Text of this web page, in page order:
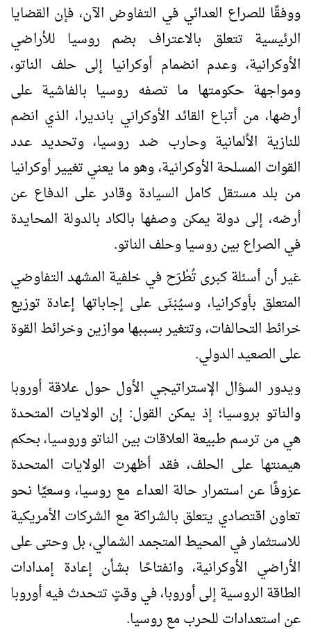
ووفقًا للصراع العدائي في التفاوض الآن، فإن القضايا
الرئيسية تتعلق بالاعتراف بضم روسيا للأراضي
الأوكرانية، وعدم انضمام أوكرانيا إلى حلف الناتو،
ومواجهة حكومتها ما تصفه روسيا بالفاشية على
أرضها، من أتباع القائد الأوكراني بانديرا، الذي انضم
للنازية الألمانية وحارب ضد روسيا، وتحديد عدد
القوات المسلحة الأوكرانية، وهو ما يعني تغيير أوكرانيا
من بلد مستقل كامل السيادة وقادر على الدفاع عن
أرضه، إلى دولة يمكن وصفها بالكاد بالدولة المحايدة
في الصراع بين روسيا وحلف الناتو.
غير أن أسئلة كبرى تُطْرَح في خلفية المشهد التفاوضي
المتعلق بأوكرانيا، وسيُبْنَى على إجاباتها إعادة توزيع
خرائط التحالفات، وتتغير بسببها موازين وخرائط القوة
على الصعيد الدولي.
ويدور السؤال الإستراتيجي الأول حول علاقة أوروبا
والناتو بروسيا؛ إذ يمكن القول: إن الولايات المتحدة
هي من ترسم طبيعة العلاقات بين الناتو وروسيا، بحكم
هيمنتها على الحلف، فقد أظهرت الولايات المتحدة
عزوفًا عن استمرار حالة العداء مع روسيا، وسعيًا نحو
تعاون اقتصادي يتعلق بالشراكة مع الشركات الأمريكية
للاستثمار في المحيط المتجمد الشمالي، بل وحتى على
الأراضي الأوكرانية، وانفتاحًا بشأن إعادة إمدادات
الطاقة الروسية إلى أوروبا، في وقتٍ تتحدث فيه أوروبا
عن استعدادات للحرب مع روسيا.